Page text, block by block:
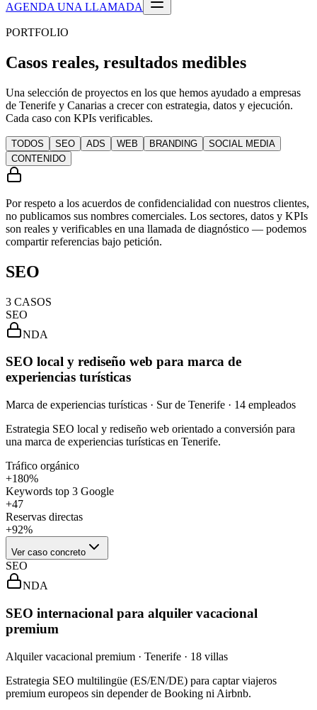
AGENDA UNA LLAMADA
PORTFOLIO
Casos reales, resultados medibles
Una selección de proyectos en los que hemos ayudado a empresas
de Tenerife y Canarias a crecer con estrategia, datos y ejecución.
Cada caso con KPIs verificables.
TODOS SEO ADS WEB BRANDING
SOCIAL MEDIA
CONTENIDO
Por respeto a los acuerdos de confidencialidad con nuestros clientes,
no publicamos sus nombres comerciales. Los sectores, datos y KPIs
son reales y verificables en una llamada de diagnóstico — podemos
compartir referencias bajo petición.
SEO
3 CASOS
SEO
NDA
SEO local y rediseño web para marca de
experiencias turísticas
Marca de experiencias turísticas · Sur de Tenerife · 14 empleados
Estrategia SEO local y rediseño web orientado a conversión para
una marca de experiencias turísticas en Tenerife.
Tráfico orgánico
+180%
Keywords top 3 Google
+47
Reservas directas
+92%
Ver caso concreto
SEO
NDA
SEO internacional para alquiler vacacional
premium
Alquiler vacacional premium · Tenerife · 18 villas
Estrategia SEO multilingüe (ES/EN/DE) para captar viajeros
premium europeos sin depender de Booking ni Airbnb.